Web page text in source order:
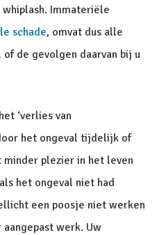
Immateriële
schade, omvat dus alle
de gevolgen daarvan bij u
‘verlies van
het ongeval tijdelijk of
minder plezier in het leven
het ongeval niet had
een poosje niet werken
werk. Uw